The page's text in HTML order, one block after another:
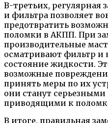
В-третьих, регулярная
и фильтра позволяет
предотвратить
поломки в АКПП. При
производительные
осматривают фильтр и
состояние жидкости.
возможные
принять меры по их
они станут
приводящими к
В итоге, правильная